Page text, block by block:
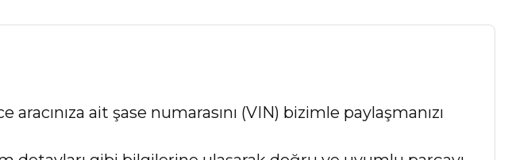
ait şase numarasını (VIN) bizimle paylaşmanızı